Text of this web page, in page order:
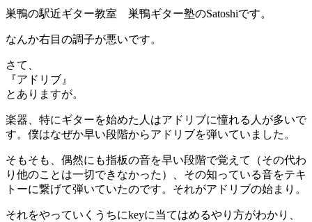
巣鴨の駅近ギター教室 巣鴨ギター塾のSatoshiです。
なんか右目の調子が悪いです。
さて、
『アドリブ』
とありますが。
楽器、特にギターを始めた人はアドリブに憧れる人が多いで
す。僕はなぜか早い段階からアドリブを弾いていました。
そもそも、偶然にも指板の音を早い段階で覚えて（その代わ
り他のことは一切できなかった）、その知っている音をテキ
トーに繋げて弾いていたのです。それがアドリブの始まり。
それをやっていくうちにkeyに当てはめるやり方がわかり、